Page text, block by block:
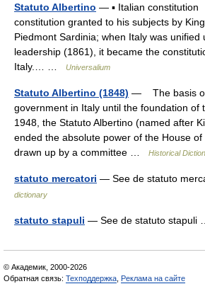
Statuto Albertino — ▪ Italian
constitution granted to his subjects by
Piedmont Sardinia; when Italy was unified
leadership (1861), it became the
Italy.… …
Universalium
Statuto Albertino (1848) — The basis of
government in Italy until the foundation of
1948, the Statuto Albertino (named after
ended the absolute power of the House
drawn up by a committee …
Historical
statuto mercatori — See de statuto
dictionary
statuto stapuli — See de statuto
© Академик, 2000-2026
Обратная связь: Техподдержка Реклама на сайте